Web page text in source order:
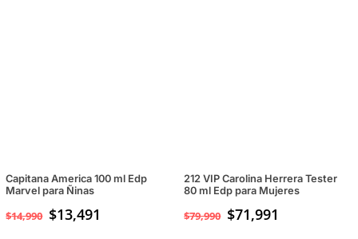
Capitana America 100 ml Edp
Marvel para Ñinas
$14,990 $13,491
212 VIP Carolina Herrera Tester
80 ml Edp para Mujeres
$79,990 $71,991